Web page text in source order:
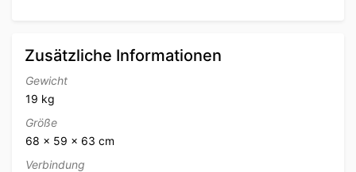
Zusätzliche Informationen
Gewicht
19 kg
Größe
68 × 59 × 63 cm
Verbindung